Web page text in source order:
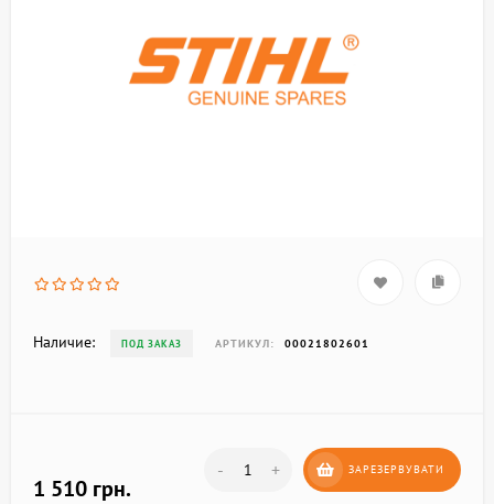
Наличие: ПОД ЗАКАЗ АРТИКУЛ: 00021802601
1 510 грн.
- + ЗАРЕЗЕРВУВАТИ